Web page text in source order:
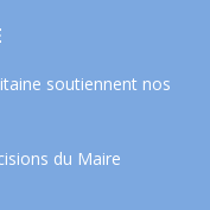
soutiennent nos
du Maire